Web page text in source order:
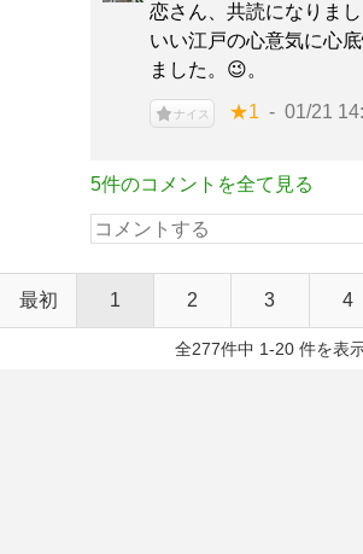
恋さん、共読になりま
いい江戸の心意気に心
ました。😉。
ナイス ★1 01/21
5件のコメントを全て見る
最初 1 2 3 4
全277件中 1-20 件を表